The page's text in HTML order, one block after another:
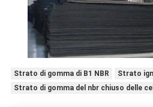
Strato di gomma di B1 NBR
Strato
Strato di gomma del nbr chiuso delle